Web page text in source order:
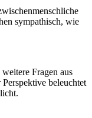
sympathisch, wie
Fragen aus
beleuchtet